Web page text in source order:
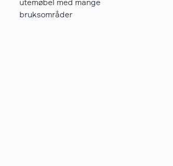
utemøbel med mange
bruksområder